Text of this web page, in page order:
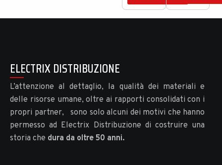
ELECTRIX DISTRIBUZIONE
L’attenzione al dettaglio, la qualità dei materiali e
delle risorse umane, oltre ai rapporti consolidati con i
propri partner, sono solo alcuni dei motivi che hanno
permesso ad Electrix Distribuzione di costruire una
storia che dura da oltre 50 anni.